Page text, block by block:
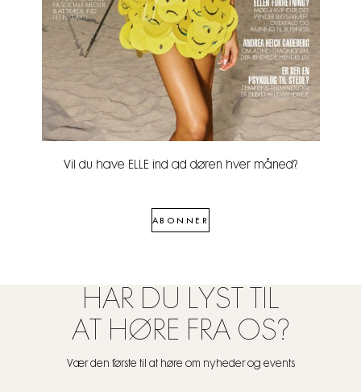
Vil du have ELLE ind ad døren hver måned?
ABONNER
HAR DU LYST TIL
AT HØRE FRA OS?
Vær den første til at høre om nyheder og events